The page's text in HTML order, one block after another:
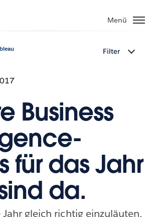
Menü
Filter
Business
für das Jahr
da.
gleich richtig einzuläuten,